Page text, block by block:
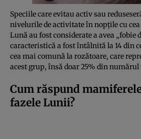
Speciile care evitau activ sau
nivelurile de activitate în nopțile cu
Lună au fost considerate a avea „fobie
caracteristică a fost întâlnită la 14 din
cea mai comună la rozătoare, care
acest grup, însă doar 25% din numărul
Cum răspund
fazele Lunii?